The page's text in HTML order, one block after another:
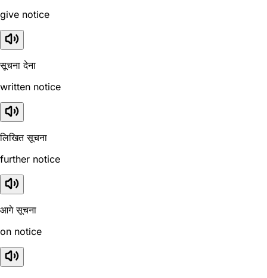
give notice
सूचना देना
written notice
लिखित सूचना
further notice
आगे सूचना
on notice